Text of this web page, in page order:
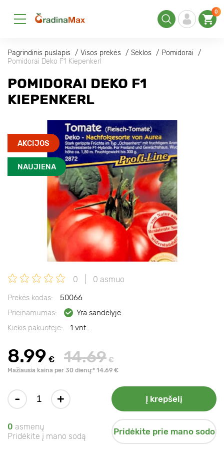
0
Pagrindinis puslapis Visos prekės Sėklos
Pomidorai
Pomidorai Deko F1 Kiepenkerl
POMIDORAI DEKO F1
KIEPENKERL
AKCIJOS
NAUJIENA
0 0 asmuo
Prekės kodas:
50066
Prieinamumas:
Yra sandėlyje
Kiekis pakuotėje:
1 vnt..
8.99 € 14.69 €
Mažiausia kaina per 30 dienų:* 14.69 €
- + Į krepšelį
0 asmenų
Pridėkite į mano sodą
Pridėkite prie mano sodo